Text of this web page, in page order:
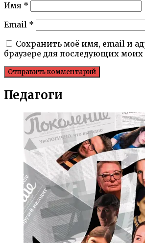
Имя *
Email *
Сохранить моё имя, email и
браузере для последующих
Педагоги